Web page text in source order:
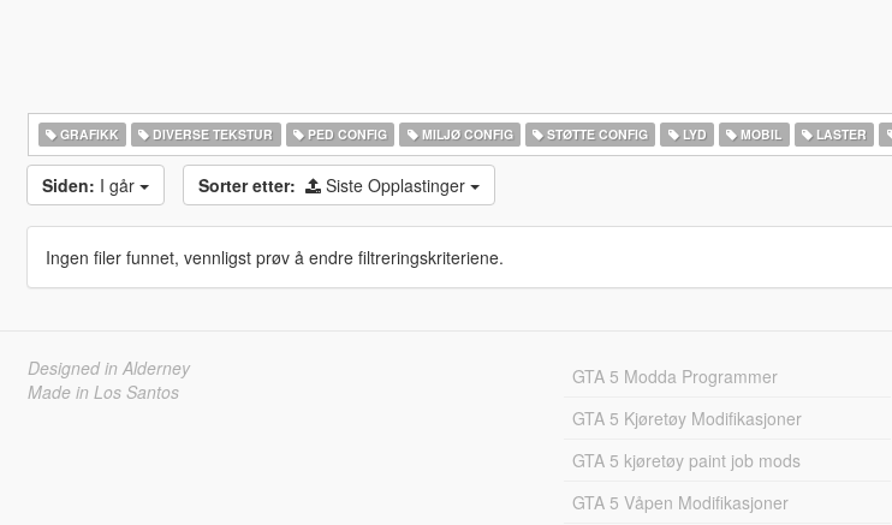
GRAFIKK DIVERSE TEKSTUR PED CONFIG MILJØ CONFIG STØTTE CONFIG LYD MOBIL LASTER
Siden: I går Sorter etter: Siste Opplastinger
Ingen filer funnet, vennligst prøv å endre filtreringskriteriene.
Designed in Alderney
Made in Los Santos
GTA 5 Modda Programmer
GTA 5 Kjøretøy Modifikasjoner
GTA 5 kjøretøy paint job mods
GTA 5 Våpen Modifikasjoner